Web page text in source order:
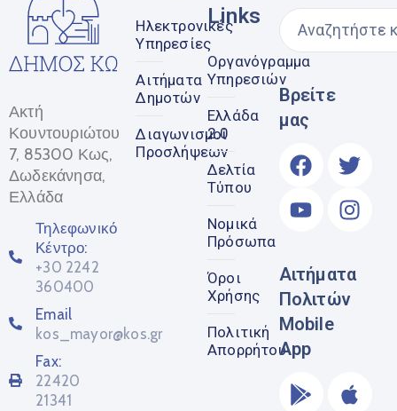
Ακτή
Κουντουριώτου
7, 85300 Κως,
Δωδεκάνησα,
Ελλάδα
Τηλεφωνικό
Κέντρο:
+30 2242
360400
Email
kos_mayor@kos.gr
Fax:
22420
21341
Ηλεκτρονικές
Υπηρεσίες
Αιτήματα
Δημοτών
Διαγωνισμοί
Προσλήψεων
Links
Οργανόγραμμα
Υπηρεσιών
Ελλάδα
2.0
Δελτία
Τύπου
Νομικά
Πρόσωπα
Όροι
Χρήσης
Πολιτική
Απορρήτου
Βρείτε
μας
Αιτήματα
Πολιτών
Mobile
App